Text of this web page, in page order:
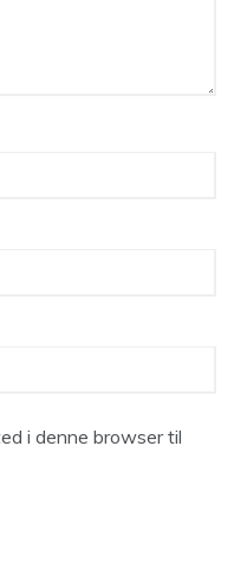
i denne browser til